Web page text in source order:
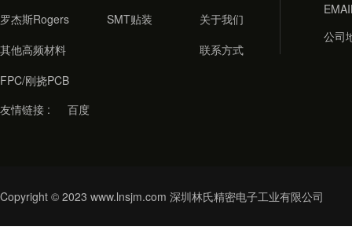
罗杰斯Roger
其他高频材料
FPC/刚挠PCB
SMT贴装
关于我们
联系方式
公司
友情链接 : 百度
Copyright © 2023 www.lnsjm.com 深圳林氏精密电子工业有限公司